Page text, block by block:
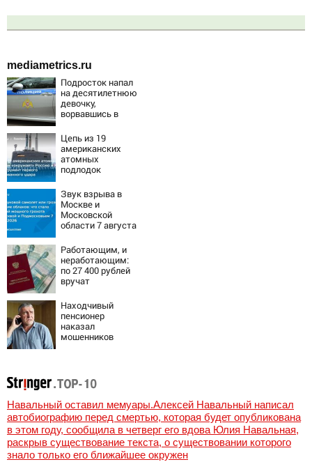
mediametrics.ru
Подросток напал
на десятилетнюю
девочку,
ворвавшись в
Цепь из 19
американских
атомных
подлодок
Россию и Китай:
это инструмент
первого
массированного
удара
Звук взрыва в
Москве и
Московской
области 7 августа
Причины,
источник, откуда
был громкий
хлопок
Работающим, и
неработающим:
по 27 400 рублей
вручат
сентябре -
PrimaMedia.ru
Находчивый
пенсионер
наказал
мошенников
Навальный оставил мемуары.Алексей Навальный написал
автобиографию перед смертью, которая будет опубликована
в этом году, сообщила в четверг его вдова Юлия Навальная,
раскрыв существование текста, о существовании которого
знало только его ближайшее окружен